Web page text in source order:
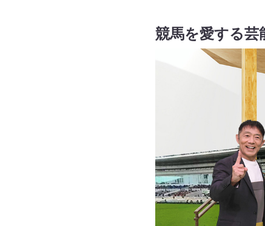
競馬を愛する芸